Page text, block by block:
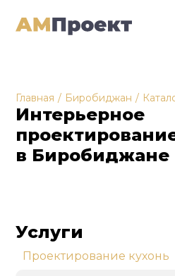
Главная / Биробиджан /
Интерьерное
в Биробиджане
Услуги
Проектирование кухонь